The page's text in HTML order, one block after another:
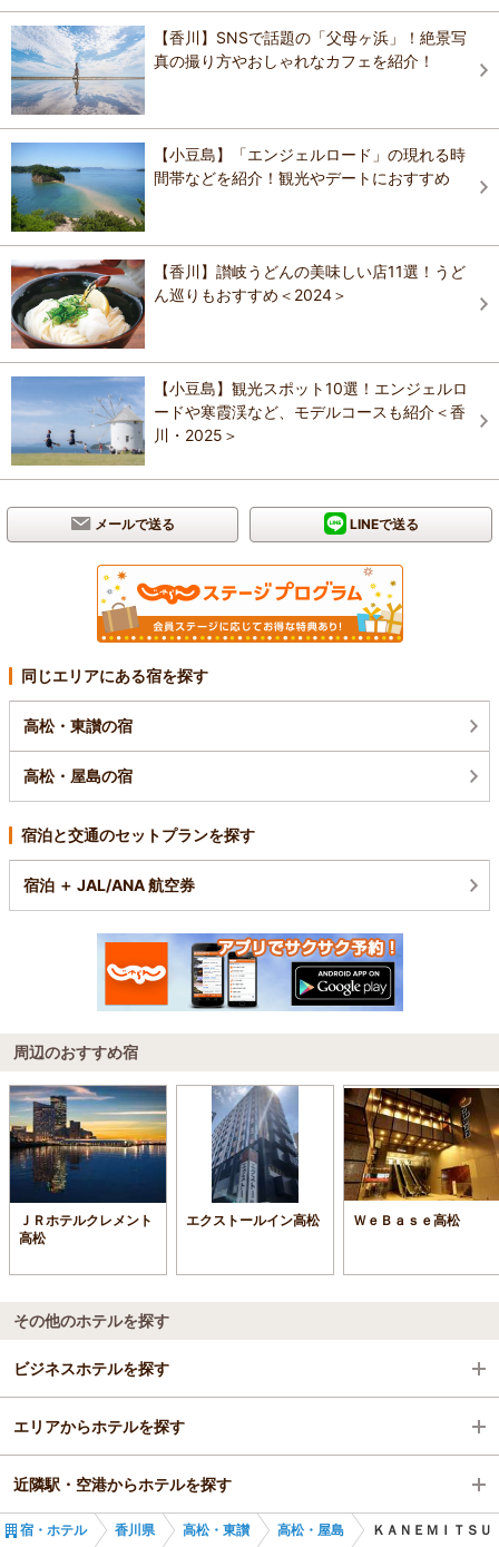
【香川】SNSで話題の「父母ヶ浜」！絶景写
真の撮り方やおしゃれなカフェを紹介！
【小豆島】「エンジェルロード」の現れる時
間帯などを紹介！観光やデートにおすすめ
【香川】讃岐うどんの美味しい店11選！うど
ん巡りもおすすめ＜2024＞
【小豆島】観光スポット10選！エンジェルロ
ードや寒霞渓など、モデルコースも紹介＜香
川・2025＞
メールで送る LINEで送る
同じエリアにある宿を探す
高松・東讃の宿
高松・屋島の宿
宿泊と交通のセットプランを探す
宿泊 ＋ JAL/ANA 航空券
周辺のおすすめ宿
ＪＲホテルクレメント
高松
エクストールイン高松 ＷｅＢａｓｅ高松
その他のホテルを探す
ビジネスホテルを探す
香川県
高松・東讃
高松・屋島
エリアからホテルを探す
香川県
高松・東讃
近隣駅・空港からホテルを探す
栗林公園北口駅
宿・ホテル 香川県 高松・東讃 高松・屋島 ＫＡＮＥＭＩＴＳ